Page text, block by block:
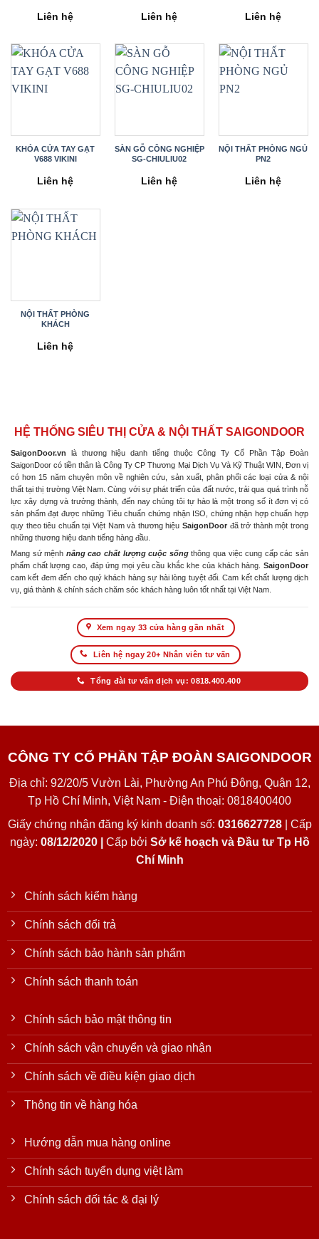
Liên hệ Liên hệ Liên hệ
KHÓA CỬA TAY GẠT
V688 VIKINI
Liên hệ
SÀN GỖ CÔNG NGHIỆP
SG-CHIULIU02
Liên hệ
NỘI THẤT PHÒNG NGỦ
PN2
Liên hệ
NỘI THẤT PHÒNG
KHÁCH
Liên hệ
HỆ THỐNG SIÊU THỊ CỬA & NỘI THẤT SAIGONDOOR
SaigonDoor.vn là thương hiệu danh tiếng thuộc Công Ty Cổ Phần Tập Đoàn
SaigonDoor có tiền thân là Công Ty CP Thương Mại Dịch Vụ Và Kỹ Thuật WIN, Đơn vị
có hơn 15 năm chuyên môn về nghiên cứu, sản xuất, phân phối các loại cửa & nội
thất tại thị trường Việt Nam. Cùng với sự phát triển của đất nước, trải qua quá trình nỗ
lực xây dựng và trưởng thành, đến nay chúng tôi tự hào là một trong số ít đơn vị có
sản phẩm đạt được những Tiêu chuẩn chứng nhận ISO, chứng nhận hợp chuẩn hợp
quy theo tiêu chuẩn tại Việt Nam và thương hiệu SaigonDoor đã trở thành một trong
những thương hiệu danh tiếng hàng đầu.
Mang sứ mệnh nâng cao chất lượng cuộc sốngthông qua việc cung cấp các sản
phẩm chất lượng cao, đáp ứng mọi yêu cầu khắc khe của khách hàng. SaigonDoor
cam kết đem đến cho quý khách hàng sự hài lòng tuyệt đối. Cam kết chất lượng dịch
vụ, giá thành & chính sách chăm sóc khách hàng luôn tốt nhất tại Việt Nam.
Xem ngay 33 cửa hàng gần nhất
Liên hệ ngay 20+ Nhân viên tư vấn
Tổng đài tư vấn dịch vụ: 0818.400.400
CÔNG TY CỔ PHẦN TẬP ĐOÀN SAIGONDOOR
Địa chỉ: 92/20/5 Vườn Lài, Phường An Phú Đông, Quận 12,
Tp Hồ Chí Minh, Việt Nam - Điện thoại: 0818400400
Giấy chứng nhận đăng ký kinh doanh số: 0316627728| Cấp
ngày: 08/12/2020 | Cấp bởi Sở kế hoạch và Đầu tư Tp Hồ
Chí Minh
Chính sách kiểm hàng
Chính sách đổi trả
Chính sách bảo hành sản phẩm
Chính sách thanh toán
Chính sách bảo mật thông tin
Chính sách vận chuyển và giao nhận
Chính sách về điều kiện giao dịch
Thông tin về hàng hóa
Hướng dẫn mua hàng online
Chính sách tuyển dụng việt làm
Chính sách đối tác & đại lý